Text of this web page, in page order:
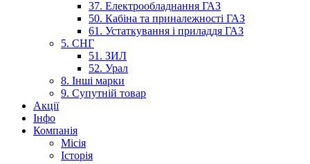
37. Електрообладнання ГАЗ
50. Кабіна та приналежності ГАЗ
61. Устаткування і приладдя ГАЗ
5. СНГ
51. ЗИЛ
52. Урал
8. Інші марки
9. Супутній товар
Акції
Інфо
Компанія
Місія
Історія